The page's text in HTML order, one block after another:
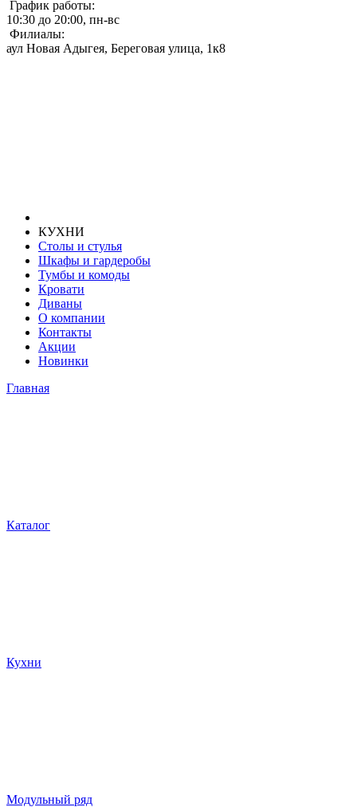
График работы:
10:30 до 20:00, пн-вс
Филиалы:
аул Новая Адыгея, Береговая улица, 1к8
КУХНИ
Столы и стулья
Шкафы и гардеробы
Тумбы и комоды
Кровати
Диваны
О компании
Контакты
Акции
Новинки
Главная
Каталог
Кухни
Модульный ряд